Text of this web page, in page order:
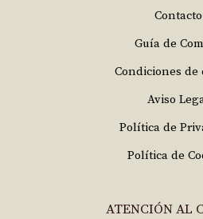
Contacto
Guía de
Condiciones de
Aviso
Política de
Política de
ATENCIÓN AL